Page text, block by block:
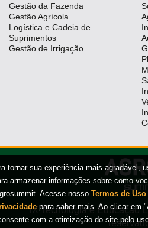
tornar sua experiência mais agradável,
armazenar informações sobre como
Acesse nossoTermos de
para saber mais. Ao clicar em
com a otimização do site pelo
Gestão da Fazenda
Gestão Agrícola
Logística e Cadeia de
Suprimentos
Gestão de Irrigação
iX Tecnologia e Educação